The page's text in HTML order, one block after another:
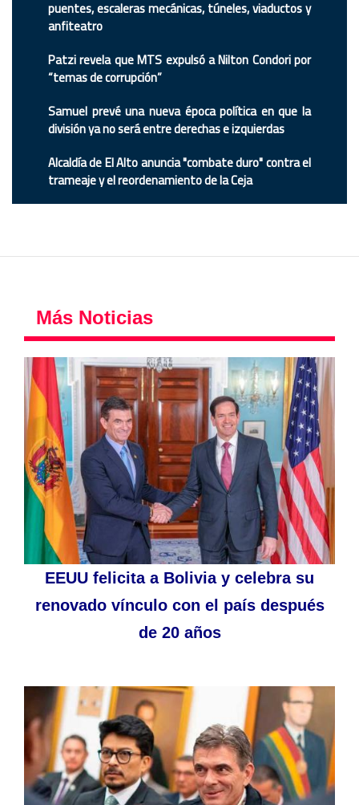
puentes, escaleras mecánicas, túneles, viaductos y
anfiteatro
Patzi revela que MTS expulsó a Nilton Condori por
“temas de corrupción”
Samuel prevé una nueva época política en que la
división ya no será entre derechas e izquierdas
Alcaldía de El Alto anuncia "combate duro" contra el
trameaje y el reordenamiento de la Ceja
Más Noticias
EEUU felicita a Bolivia y celebra su
renovado vínculo con el país después
de 20 años